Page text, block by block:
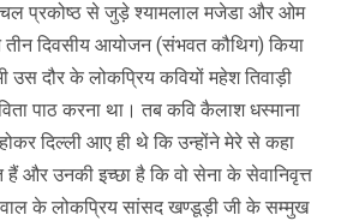
प्रकोष्ठ से जुड़े श्यामलाल मजेडा और ओम
दिवसीय आयोजन (संभवत कौथिग) किया
उस दौर के लोकप्रिय कवियों महेश तिवाड़ी
पाठ करना था। तब कवि कैलाश धस्माना
दिल्ली आए ही थे कि उन्होंने मेरे से कहा
हैं और उनकी इच्छा है कि वो सेना के सेवानिवृत्त
के लोकप्रिय सांसद खण्डूड़ी जी के सम्मुख